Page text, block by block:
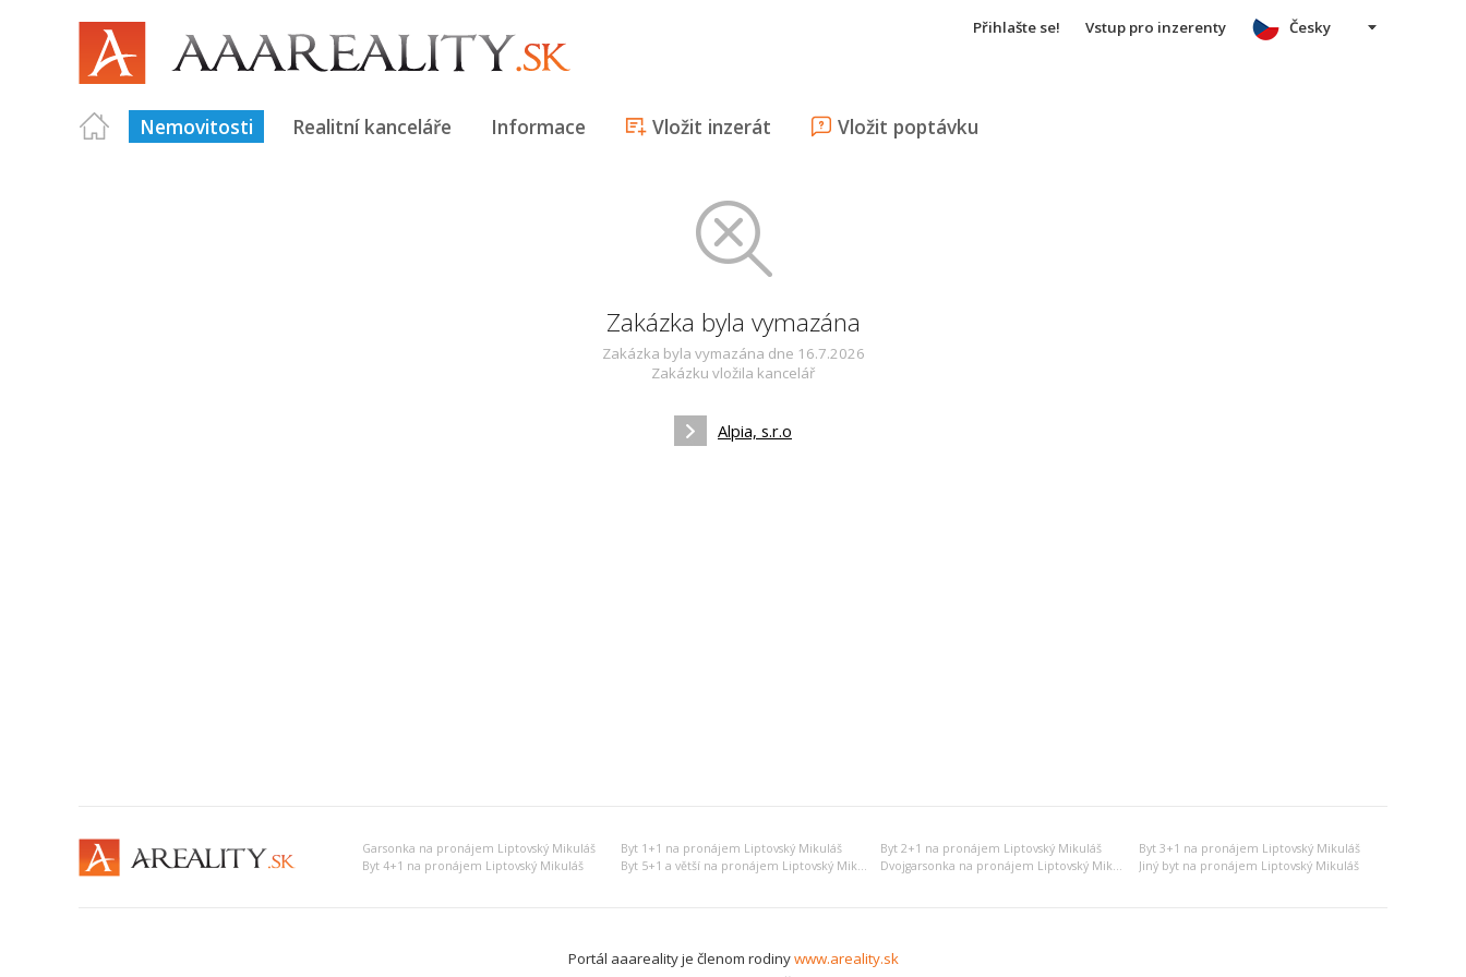
Přihlašte se! Vstup pro inzerenty
Nemovitosti Realitní kanceláře Informace Vložit inzerát Vložit poptávku
Česky
Zakázka byla vymazána
Zakázka byla vymazána dne 16.7.2026
Zakázku vložila kancelář
Alpia, s.r.o
Garsonka na pronájem Liptovský Mikuláš Byt 1+1 na pronájem Liptovský Mikuláš Byt 2+1 na pronájem Liptovský Mikuláš
Byt 3+1 na pronájem Liptovský Mikuláš
Byt 4+1 na pronájem Liptovský Mikuláš
Byt 5+1 a větší na pronájem Liptovský Mikuláš Dvojgarsonka na pronájem Liptovský Mikuláš Jiný byt na pronájem Liptovský Mikuláš
Portál aaareality je členom rodinywww.areality.sk